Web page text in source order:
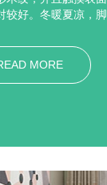
较好。冬暖夏凉，
MORE